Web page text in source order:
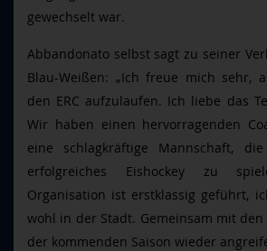
gewechselt war.
Abbandonato selbst sagt zu seiner
Blau-Weißen: „Ich freue mich sehr,
den ERC aufzulaufen. Ich liebe das
Wir haben einen hervorragenden
eine schlagkräftige Mannschaft,
erfolgreiches Eishockey zu
Organisation ist erstklassig geführt,
wohl in der Stadt. Gemeinsam mit
der kommenden Saison wieder